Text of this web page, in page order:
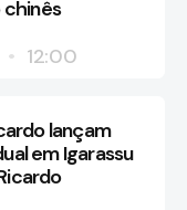
12:00
lançam
em Igarassu